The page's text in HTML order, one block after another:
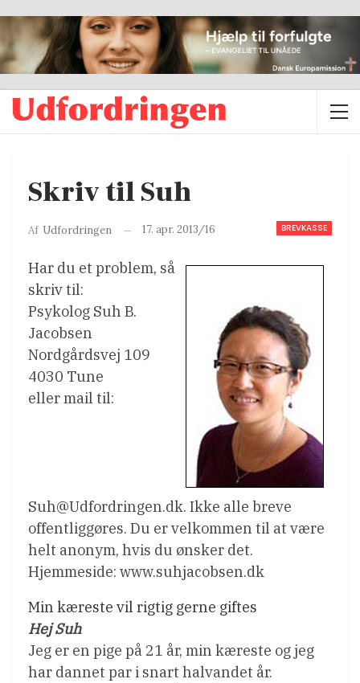
Skriv til Suh
BREVKASSE
Af Udfordringen 17. apr. 2013/16
Har du et problem, så
skriv til:
Psykolog Suh B.
Jacobsen
Nordgårdsvej 109
4030 Tune
eller mail til:
Suh@Udfordringen.dk. Ikke alle breve
offentliggøres. Du er velkommen til at være
helt anonym, hvis du ønsker det.
Hjemmeside: www.suhjacobsen.dk
Min kæreste vil rigtig gerne giftes
Hej Suh
Jeg er en pige på 21 år, min kæreste og jeg
har dannet par i snart halvandet år.